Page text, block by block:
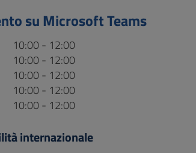
su Microsoft Teams
10:00 - 12:00
10:00 - 12:00
10:00 - 12:00
10:00 - 12:00
10:00 - 12:00
internazionale